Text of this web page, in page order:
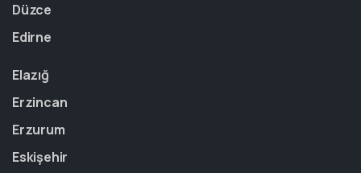
Düzce
Edirne
Elazığ
Erzincan
Erzurum
Eskişehir